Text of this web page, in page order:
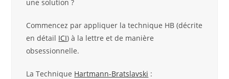
une solution ?
Commencez par appliquer la technique HB (décrite
en détail ICI) à la lettre et de manière
obsessionnelle.
La Technique Hartmann-Bratslavski :